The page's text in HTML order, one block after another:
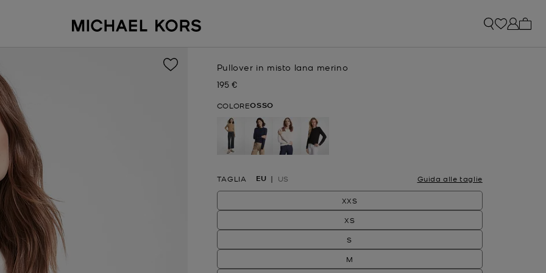
Pullover in misto lana merino
Prezzo attuale
195 €
COLOREOSSO
TAGLIA EU US Guida alle taglie
XXS
XS
S
M